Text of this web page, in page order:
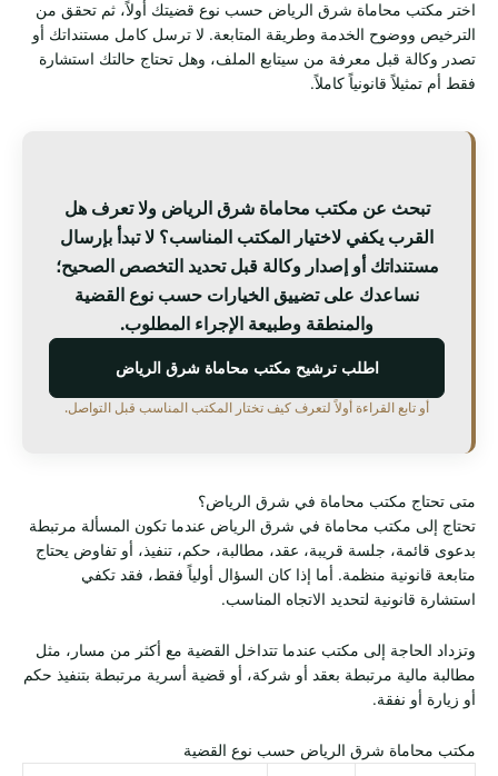
اختر مكتب محاماة شرق الرياض حسب نوع قضيتك أولاً، ثم تحقق من
الترخيص ووضوح الخدمة وطريقة المتابعة. لا ترسل كامل مستنداتك أو
تصدر وكالة قبل معرفة من سيتابع الملف، وهل تحتاج حالتك استشارة
فقط أم تمثيلاً قانونياً كاملاً.
تبحث عن مكتب محاماة شرق الرياض ولا تعرف هل
القرب يكفي لاختيار المكتب المناسب؟ لا تبدأ بإرسال
مستنداتك أو إصدار وكالة قبل تحديد التخصص الصحيح؛
نساعدك على تضييق الخيارات حسب نوع القضية
والمنطقة وطبيعة الإجراء المطلوب.
اطلب ترشيح مكتب محاماة شرق الرياض
أو تابع القراءة أولاً لتعرف كيف تختار المكتب المناسب قبل التواصل.
متى تحتاج مكتب محاماة في شرق الرياض؟
تحتاج إلى مكتب محاماة في شرق الرياض عندما تكون المسألة مرتبطة
بدعوى قائمة، جلسة قريبة، عقد، مطالبة، حكم، تنفيذ، أو تفاوض يحتاج
متابعة قانونية منظمة. أما إذا كان السؤال أولياً فقط، فقد تكفي
استشارة قانونية لتحديد الاتجاه المناسب.
وتزداد الحاجة إلى مكتب عندما تتداخل القضية مع أكثر من مسار، مثل
مطالبة مالية مرتبطة بعقد أو شركة، أو قضية أسرية مرتبطة بتنفيذ حكم
أو زيارة أو نفقة.
مكتب محاماة شرق الرياض حسب نوع القضية